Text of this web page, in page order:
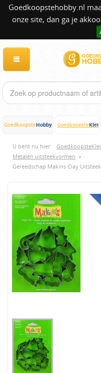
Goedkoopstehobby.nl
onze site, dan ga je
GoedkoopsteHobby GoedkoopsteKlei
U bent nu hier: GoedkoopsteKlei
Metalen uitsteekvormen »
Gereedschap Makins Clay